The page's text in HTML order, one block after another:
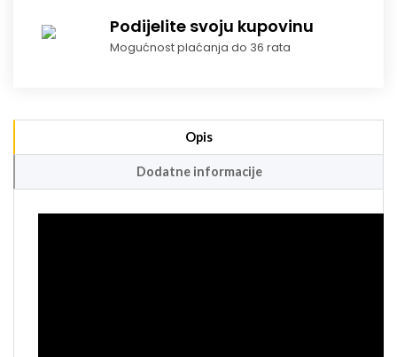
Podijelite svoju kupovinu
Mogućnost plaćanja do 36 rata
Opis
Dodatne informacije